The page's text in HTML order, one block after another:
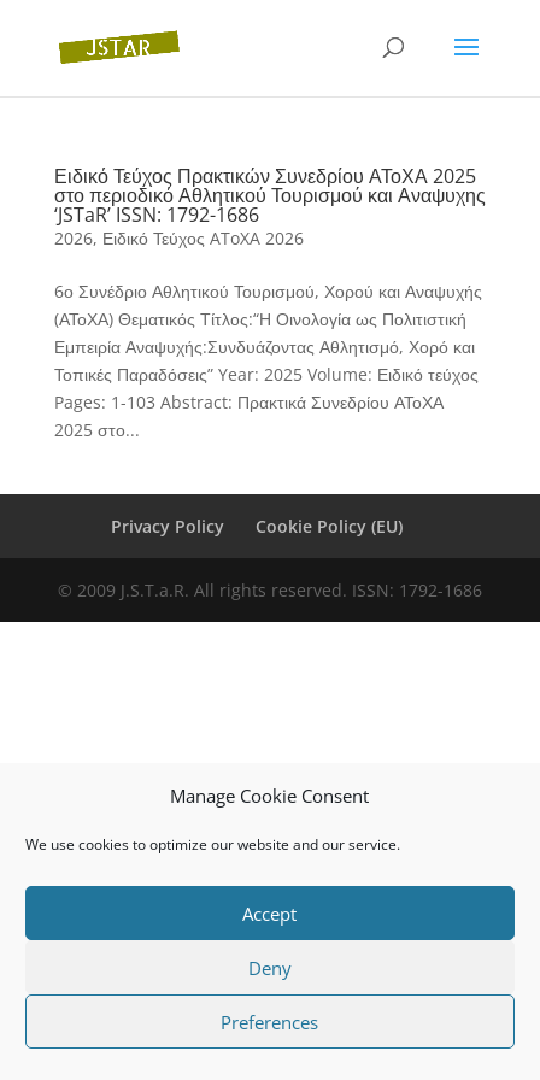
Manage Cookie Consent
We use cookies to optimize our website and our service.
Accept
Deny
Preferences
Ειδικό Τεύχος Πρακτικών Συνεδρίου ΑΤοΧΑ 2025
στο περιοδικό Αθλητικού Τουρισμού και Αναψυχης
‘JSTaR’ ISSN: 1792-1686
2026, Ειδικό Τεύχος AToXA 2026
6ο Συνέδριο Αθλητικού Τουρισμού, Χορού και Αναψυχής
(ΑΤοΧΑ) Θεματικός Τίτλος:“Η Οινολογία ως Πολιτιστική
Εμπειρία Αναψυχής:Συνδυάζοντας Αθλητισμό, Χορό και
Τοπικές Παραδόσεις” Year: 2025 Volume: Ειδικό τεύχος
Pages: 1-103 Abstract: Πρακτικά Συνεδρίου ΑΤοΧΑ
2025 στο...
Privacy Policy Cookie Policy (EU)
© 2009 J.S.T.a.R. All rights reserved. ISSN: 1792-1686